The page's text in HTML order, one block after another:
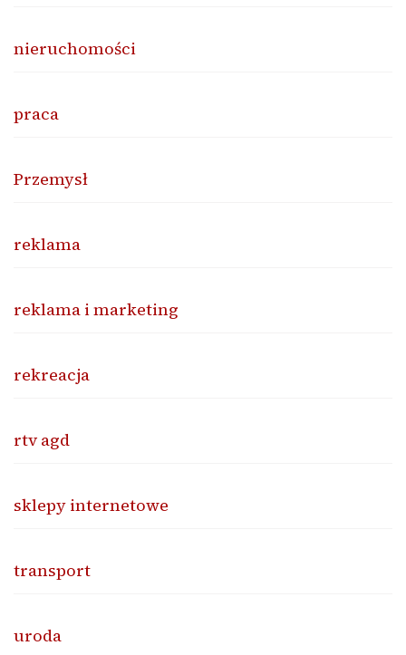
nieruchomości
praca
Przemysł
reklama
reklama i marketing
rekreacja
rtv agd
sklepy internetowe
transport
uroda